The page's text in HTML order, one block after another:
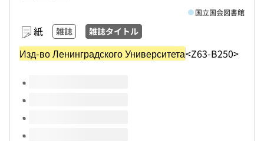
紙 雑誌 雑誌タイトル
Изд-во Ленинградского Университета<Z63-B250>
国立国会図書館
このタイトルの巻号